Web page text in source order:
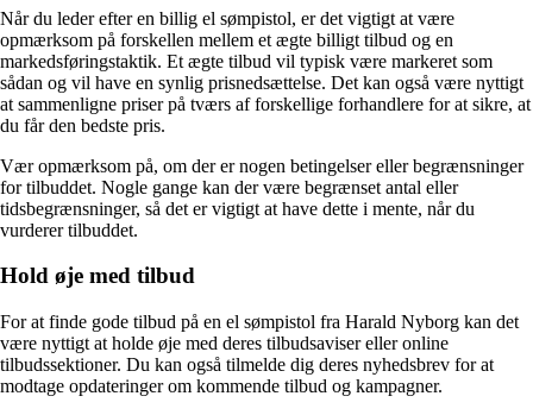
Når du leder efter en billig el sømpistol, er det vigtigt at være
opmærksom på forskellen mellem et ægte billigt tilbud og en
markedsføringstaktik. Et ægte tilbud vil typisk være markeret som
sådan og vil have en synlig prisnedsættelse. Det kan også være nyttigt
at sammenligne priser på tværs af forskellige forhandlere for at sikre, at
du får den bedste pris.
Vær opmærksom på, om der er nogen betingelser eller begrænsninger
for tilbuddet. Nogle gange kan der være begrænset antal eller
tidsbegrænsninger, så det er vigtigt at have dette i mente, når du
vurderer tilbuddet.
Hold øje med tilbud
For at finde gode tilbud på en el sømpistol fra Harald Nyborg kan det
være nyttigt at holde øje med deres tilbudsaviser eller online
tilbudssektioner. Du kan også tilmelde dig deres nyhedsbrev for at
modtage opdateringer om kommende tilbud og kampagner.